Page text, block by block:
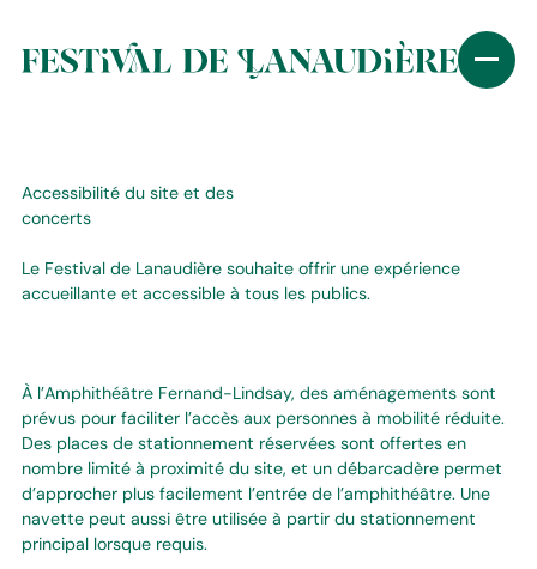
Accessibilité du site et des
concerts
Le Festival de Lanaudière souhaite offrir une expérience
accueillante et accessible à tous les publics.
À l’Amphithéâtre Fernand-Lindsay, des aménagements sont
prévus pour faciliter l’accès aux personnes à mobilité réduite.
Des places de stationnement réservées sont offertes en
nombre limité à proximité du site, et un débarcadère permet
d’approcher plus facilement l’entrée de l’amphithéâtre. Une
navette peut aussi être utilisée à partir du stationnement
principal lorsque requis.